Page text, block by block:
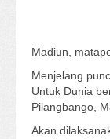
Madiun,
Menjelang
Untuk Dunia
Pilangbango,
Akan